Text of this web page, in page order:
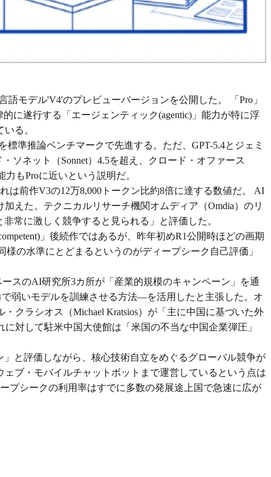
モデル'V4'のプレビューバージョンを公開した。 「Pro」
に遂行する「エージェンティック(agentic)」能力が特に浮
る。
準推論ベンチマークで先進する。ただ、GPT-5.4とジェミ
ソネット（Sonnet）4.5を超え、クロード・オファース
もProに近いという説明だ。
は前作V3の12万8,000トークン比約8倍に達する数値だ。 AI
えた。テクニカルリサーチ機関オムディア（Omdia）のリ
常に激しく競争すると見られる」と評価した。
」後続作ではあるが、昨年初めR1公開時ほどの画期
の水準にとどまるというのがディープシーク自己評価」
スのAI研究所3カ所が「産業的規模のキャンペーン」を通
弱いモデルを訓練させる方法―を活用したと主張した。オ
クラシオス（Michael Kratsios）が「主に中国に基づいた外
対して駐米中国大使館は「米国の不当な中国企業弾圧」
と評価しながら、核心技術自立をめぐるグローバル競争が
ブ・モバイルチャットボットまで運営しているという点は
プシークの利用率はすでに多数の発展途上国で急速に広が